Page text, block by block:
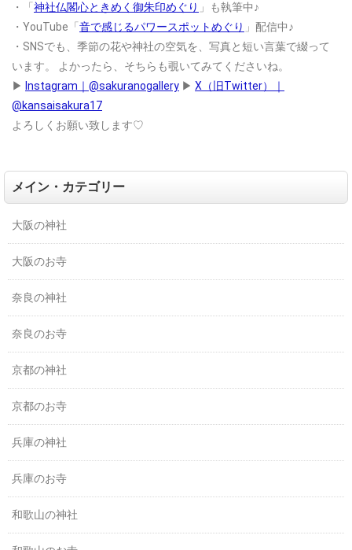
・「 神社仏閣心ときめく御朱印めぐり 」も執筆中♪
・YouTube「 音で感じるパワースポットめぐり 」配信中♪
・SNSでも、季節の花や神社の空気を、写真と短い言葉で綴って
います。
よかったら、そちらも覗いてみてくださいね。
▶ Instagram｜@sakuranogallery ▶ X（旧Twitter）｜
@kansaisakura17
よろしくお願い致します♡
メイン・カテゴリー
大阪の神社
大阪のお寺
奈良の神社
奈良のお寺
京都の神社
京都のお寺
兵庫の神社
兵庫のお寺
和歌山の神社